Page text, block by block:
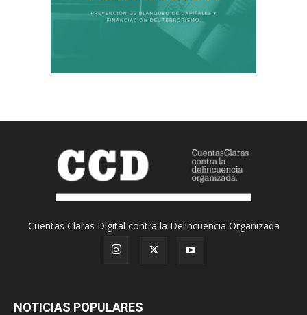
Cuentas Claras Digital contra la Delincuencia Organizada
NOTICIAS POPULARES